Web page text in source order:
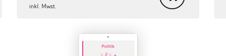
inkl. Mwst.